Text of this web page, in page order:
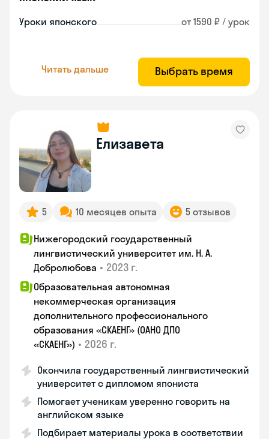
Уроки японского от 1590 ₽ / урок
Читать дальше Выбрать время
Елизавета
5 10 месяцев опыта 5 отзывов
Нижегородский государственный
лингвистический университет им. Н. А.
Добролюбова • 2023 г.
Образовательная автономная
некоммерческая организация
дополнительного профессионального
образования «СКАЕНГ» (ОАНО ДПО
«СКАЕНГ») • 2026 г.
Окончила государственный лингвистический
университет с дипломом япониста
Помогает ученикам уверенно говорить на
английском языке
Подбирает материалы урока в соответствии